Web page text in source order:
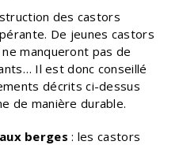
des castors
De jeunes castors
manqueront pas de
Il est donc conseillé
décrits ci-dessus
de manière durable.
berges: les castors